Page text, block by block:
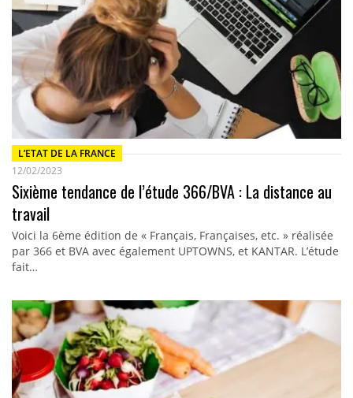
L’ETAT DE LA FRANCE
12/02/2023
Sixième tendance de l’étude 366/BVA : La distance au
travail
Voici la 6ème édition de « Français, Françaises, etc. » réalisée
par 366 et BVA avec également UPTOWNS, et KANTAR. L’étude
fait…